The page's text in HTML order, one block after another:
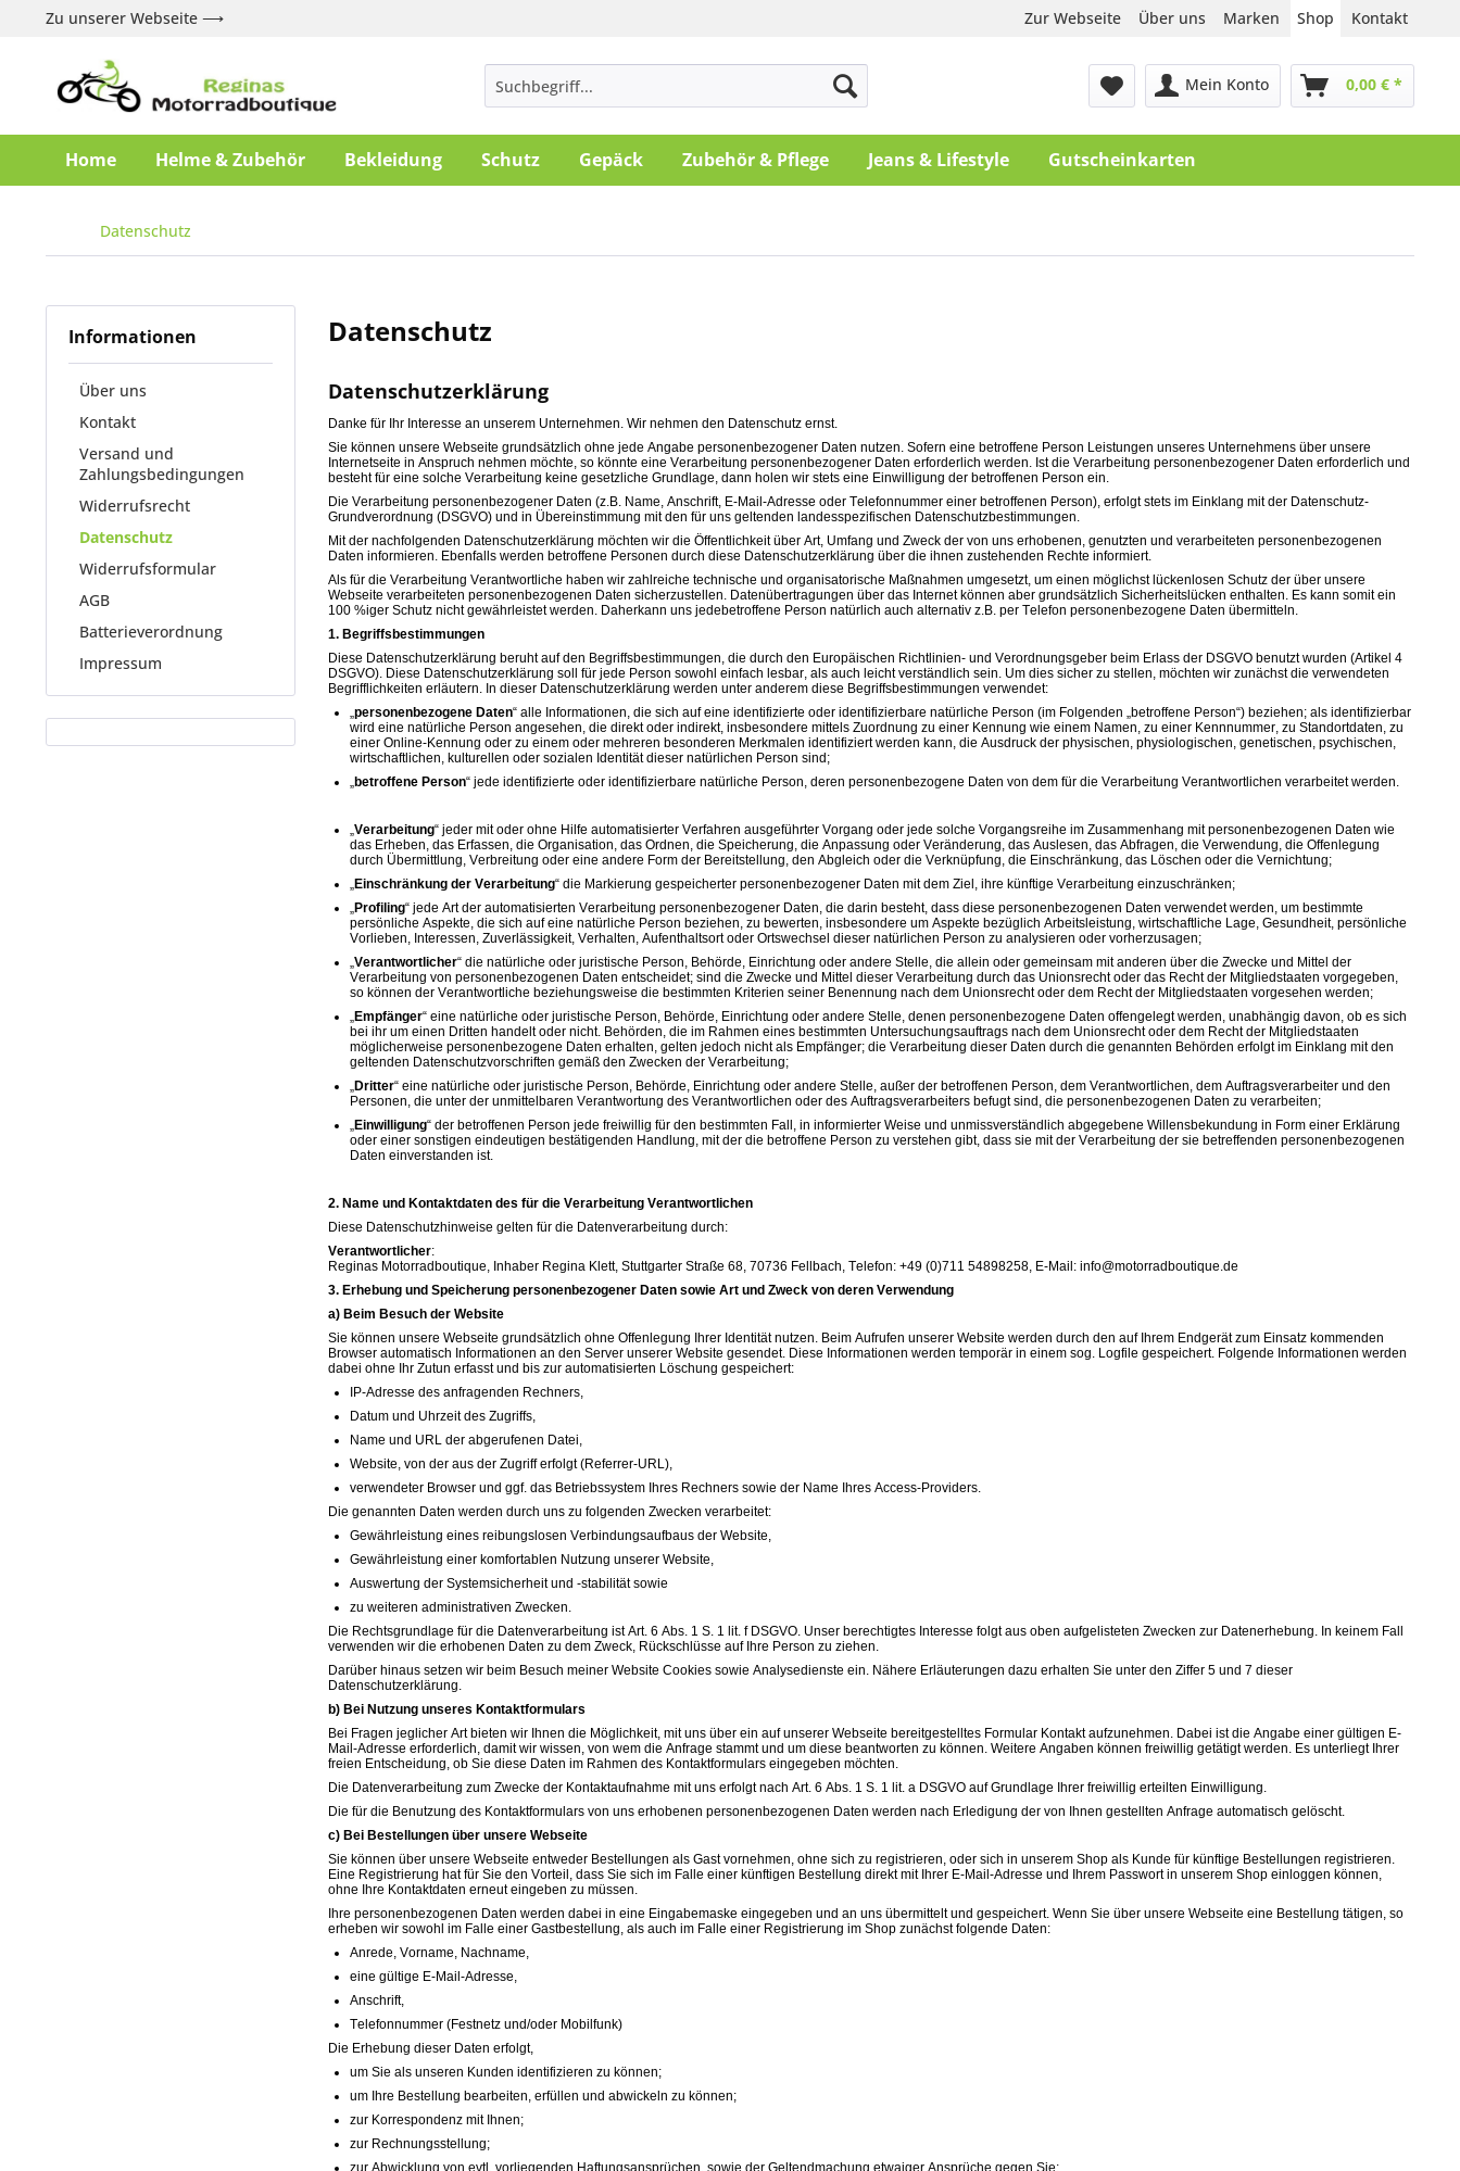
Zu unserer Webseite ⟶ Zur Webseite Über uns Marken Shop Kontakt
Mein Konto 0,00 € *
Home Helme & Zubehör Bekleidung Schutz Gepäck Zubehör & Pflege Jeans & Lifestyle Gutscheinkarten
Datenschutz
Informationen
Über uns
Kontakt
Versand und
Zahlungsbedingungen
Widerrufsrecht
Datenschutz
Widerrufsformular
AGB
Batterieverordnung
Impressum
Datenschutz
Datenschutzerklärung
Danke für Ihr Interesse an unserem Unternehmen. Wir nehmen den Datenschutz ernst.
Sie können unsere Webseite grundsätzlich ohne jede Angabe personenbezogener Daten nutzen. Sofern eine betroffene Person Leistungen unseres Unternehmens über unsere
Internetseite in Anspruch nehmen möchte, so könnte eine Verarbeitung personenbezogener Daten erforderlich werden. Ist die Verarbeitung personenbezogener Daten erforderlich und
besteht für eine solche Verarbeitung keine gesetzliche Grundlage, dann holen wir stets eine Einwilligung der betroffenen Person ein.
Die Verarbeitung personenbezogener Daten (z.B. Name, Anschrift, E-Mail-Adresse oder Telefonnummer einer betroffenen Person), erfolgt stets im Einklang mit der Datenschutz-
Grundverordnung (DSGVO) und in Übereinstimmung mit den für uns geltenden landesspezifischen Datenschutzbestimmungen.
Mit der nachfolgenden Datenschutzerklärung möchten wir die Öffentlichkeit über Art, Umfang und Zweck der von uns erhobenen, genutzten und verarbeiteten personenbezogenen
Daten informieren. Ebenfalls werden betroffene Personen durch diese Datenschutzerklärung über die ihnen zustehenden Rechte informiert.
Als für die Verarbeitung Verantwortliche haben wir zahlreiche technische und organisatorische Maßnahmen umgesetzt, um einen möglichst lückenlosen Schutz der über unsere
Webseite verarbeiteten personenbezogenen Daten sicherzustellen. Datenübertragungen über das Internet können aber grundsätzlich Sicherheitslücken enthalten. Es kann somit ein
100 %iger Schutz nicht gewährleistet werden. Daherkann uns jedebetroffene Person natürlich auch alternativ z.B. per Telefon personenbezogene Daten übermitteln.
1. Begriffsbestimmungen
Diese Datenschutzerklärung beruht auf den Begriffsbestimmungen, die durch den Europäischen Richtlinien- und Verordnungsgeber beim Erlass der DSGVO benutzt wurden (Artikel 4
DSGVO). Diese Datenschutzerklärung soll für jede Person sowohl einfach lesbar, als auch leicht verständlich sein. Um dies sicher zu stellen, möchten wir zunächst die verwendeten
Begrifflichkeiten erläutern. In dieser Datenschutzerklärung werden unter anderem diese Begriffsbestimmungen verwendet:
„personenbezogene Daten“ alle Informationen, die sich auf eine identifizierte oder identifizierbare natürliche Person (im Folgenden „betroffene Person“) beziehen; als identifizierbar
wird eine natürliche Person angesehen, die direkt oder indirekt, insbesondere mittels Zuordnung zu einer Kennung wie einem Namen, zu einer Kennnummer, zu Standortdaten, zu
einer Online-Kennung oder zu einem oder mehreren besonderen Merkmalen identifiziert werden kann, die Ausdruck der physischen, physiologischen, genetischen, psychischen,
wirtschaftlichen, kulturellen oder sozialen Identität dieser natürlichen Person sind;
„betroffene Person“ jede identifizierte oder identifizierbare natürliche Person, deren personenbezogene Daten von dem für die Verarbeitung Verantwortlichen verarbeitet werden.
„Verarbeitung“ jeder mit oder ohne Hilfe automatisierter Verfahren ausgeführter Vorgang oder jede solche Vorgangsreihe im Zusammenhang mit personenbezogenen Daten wie
das Erheben, das Erfassen, die Organisation, das Ordnen, die Speicherung, die Anpassung oder Veränderung, das Auslesen, das Abfragen, die Verwendung, die Offenlegung
durch Übermittlung, Verbreitung oder eine andere Form der Bereitstellung, den Abgleich oder die Verknüpfung, die Einschränkung, das Löschen oder die Vernichtung;
„Einschränkung der Verarbeitung“ die Markierung gespeicherter personenbezogener Daten mit dem Ziel, ihre künftige Verarbeitung einzuschränken;
„Profiling“ jede Art der automatisierten Verarbeitung personenbezogener Daten, die darin besteht, dass diese personenbezogenen Daten verwendet werden, um bestimmte
persönliche Aspekte, die sich auf eine natürliche Person beziehen, zu bewerten, insbesondere um Aspekte bezüglich Arbeitsleistung, wirtschaftliche Lage, Gesundheit, persönliche
Vorlieben, Interessen, Zuverlässigkeit, Verhalten, Aufenthaltsort oder Ortswechsel dieser natürlichen Person zu analysieren oder vorherzusagen;
„Verantwortlicher“ die natürliche oder juristische Person, Behörde, Einrichtung oder andere Stelle, die allein oder gemeinsam mit anderen über die Zwecke und Mittel der
Verarbeitung von personenbezogenen Daten entscheidet; sind die Zwecke und Mittel dieser Verarbeitung durch das Unionsrecht oder das Recht der Mitgliedstaaten vorgegeben,
so können der Verantwortliche beziehungsweise die bestimmten Kriterien seiner Benennung nach dem Unionsrecht oder dem Recht der Mitgliedstaaten vorgesehen werden;
„Empfänger“ eine natürliche oder juristische Person, Behörde, Einrichtung oder andere Stelle, denen personenbezogene Daten offengelegt werden, unabhängig davon, ob es sich
bei ihr um einen Dritten handelt oder nicht. Behörden, die im Rahmen eines bestimmten Untersuchungsauftrags nach dem Unionsrecht oder dem Recht der Mitgliedstaaten
möglicherweise personenbezogene Daten erhalten, gelten jedoch nicht als Empfänger; die Verarbeitung dieser Daten durch die genannten Behörden erfolgt im Einklang mit den
geltenden Datenschutzvorschriften gemäß den Zwecken der Verarbeitung;
„Dritter“ eine natürliche oder juristische Person, Behörde, Einrichtung oder andere Stelle, außer der betroffenen Person, dem Verantwortlichen, dem Auftragsverarbeiter und den
Personen, die unter der unmittelbaren Verantwortung des Verantwortlichen oder des Auftragsverarbeiters befugt sind, die personenbezogenen Daten zu verarbeiten;
„Einwilligung“ der betroffenen Person jede freiwillig für den bestimmten Fall, in informierter Weise und unmissverständlich abgegebene Willensbekundung in Form einer Erklärung
oder einer sonstigen eindeutigen bestätigenden Handlung, mit der die betroffene Person zu verstehen gibt, dass sie mit der Verarbeitung der sie betreffenden personenbezogenen
Daten einverstanden ist.
2. Name und Kontaktdaten des für die Verarbeitung Verantwortlichen
Diese Datenschutzhinweise gelten für die Datenverarbeitung durch:
Verantwortlicher:
Reginas Motorradboutique, Inhaber Regina Klett, Stuttgarter Straße 68, 70736 Fellbach, Telefon: +49 (0)711 54898258, E-Mail: info@motorradboutique.de
3. Erhebung und Speicherung personenbezogener Daten sowie Art und Zweck von deren Verwendung
a) Beim Besuch der Website
Sie können unsere Webseite grundsätzlich ohne Offenlegung Ihrer Identität nutzen. Beim Aufrufen unserer Website werden durch den auf Ihrem Endgerät zum Einsatz kommenden
Browser automatisch Informationen an den Server unserer Website gesendet. Diese Informationen werden temporär in einem sog. Logfile gespeichert. Folgende Informationen werden
dabei ohne Ihr Zutun erfasst und bis zur automatisierten Löschung gespeichert:
IP-Adresse des anfragenden Rechners,
Datum und Uhrzeit des Zugriffs,
Name und URL der abgerufenen Datei,
Website, von der aus der Zugriff erfolgt (Referrer-URL),
verwendeter Browser und ggf. das Betriebssystem Ihres Rechners sowie der Name Ihres Access-Providers.
Die genannten Daten werden durch uns zu folgenden Zwecken verarbeitet:
Gewährleistung eines reibungslosen Verbindungsaufbaus der Website,
Gewährleistung einer komfortablen Nutzung unserer Website,
Auswertung der Systemsicherheit und -stabilität sowie
zu weiteren administrativen Zwecken.
Die Rechtsgrundlage für die Datenverarbeitung ist Art. 6 Abs. 1 S. 1 lit. f DSGVO. Unser berechtigtes Interesse folgt aus oben aufgelisteten Zwecken zur Datenerhebung. In keinem Fall
verwenden wir die erhobenen Daten zu dem Zweck, Rückschlüsse auf Ihre Person zu ziehen.
Darüber hinaus setzen wir beim Besuch meiner Website Cookies sowie Analysedienste ein. Nähere Erläuterungen dazu erhalten Sie unter den Ziffer 5 und 7 dieser
Datenschutzerklärung.
b) Bei Nutzung unseres Kontaktformulars
Bei Fragen jeglicher Art bieten wir Ihnen die Möglichkeit, mit uns über ein auf unserer Webseite bereitgestelltes Formular Kontakt aufzunehmen. Dabei ist die Angabe einer gültigen E-
Mail-Adresse erforderlich, damit wir wissen, von wem die Anfrage stammt und um diese beantworten zu können. Weitere Angaben können freiwillig getätigt werden. Es unterliegt Ihrer
freien Entscheidung, ob Sie diese Daten im Rahmen des Kontaktformulars eingegeben möchten.
Die Datenverarbeitung zum Zwecke der Kontaktaufnahme mit uns erfolgt nach Art. 6 Abs. 1 S. 1 lit. a DSGVO auf Grundlage Ihrer freiwillig erteilten Einwilligung.
Die für die Benutzung des Kontaktformulars von uns erhobenen personenbezogenen Daten werden nach Erledigung der von Ihnen gestellten Anfrage automatisch gelöscht.
c) Bei Bestellungen über unsere Webseite
Sie können über unsere Webseite entweder Bestellungen als Gast vornehmen, ohne sich zu registrieren, oder sich in unserem Shop als Kunde für künftige Bestellungen registrieren.
Eine Registrierung hat für Sie den Vorteil, dass Sie sich im Falle einer künftigen Bestellung direkt mit Ihrer E-Mail-Adresse und Ihrem Passwort in unserem Shop einloggen können,
ohne Ihre Kontaktdaten erneut eingeben zu müssen.
Ihre personenbezogenen Daten werden dabei in eine Eingabemaske eingegeben und an uns übermittelt und gespeichert. Wenn Sie über unsere Webseite eine Bestellung tätigen, so
erheben wir sowohl im Falle einer Gastbestellung, als auch im Falle einer Registrierung im Shop zunächst folgende Daten:
Anrede, Vorname, Nachname,
eine gültige E-Mail-Adresse,
Anschrift,
Telefonnummer (Festnetz und/oder Mobilfunk)
Die Erhebung dieser Daten erfolgt,
um Sie als unseren Kunden identifizieren zu können;
um Ihre Bestellung bearbeiten, erfüllen und abwickeln zu können;
zur Korrespondenz mit Ihnen;
zur Rechnungsstellung;
zur Abwicklung von evtl. vorliegenden Haftungsansprüchen, sowie der Geltendmachung etwaiger Ansprüche gegen Sie;